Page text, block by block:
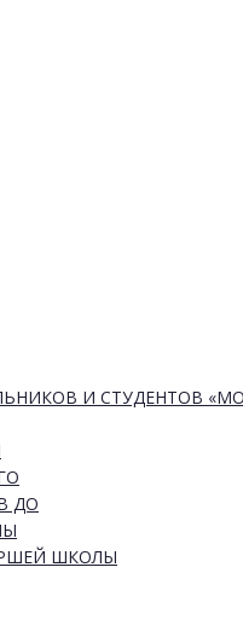
И СТУДЕНТОВ
ДО
ШКОЛЫ